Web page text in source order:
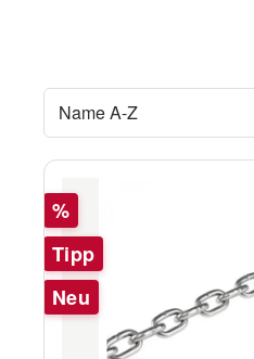
Rabatt
%
Tipp
Neu